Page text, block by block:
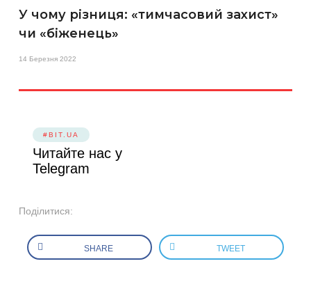
У чому різниця: «тимчасовий захист»
чи «біженець»
14 Березня 2022
#BIT.UA
Читайте нас у
Telegram
Поділитися:
SHARE TWEET